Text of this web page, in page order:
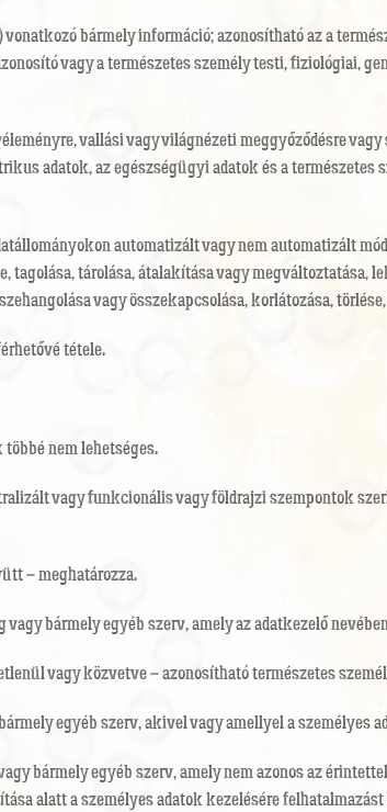
bármely információ; azonosítható az a
vagy a természetes személy testi, fiziológiai,
vallási vagy világnézeti meggyőződésre
adatok, az egészségügyi adatok és a természetes
automatizált vagy nem automatizált
tárolása, átalakítása vagy megváltoztatása,
vagy összekapcsolása, korlátozása,
tétele.
nem lehetséges.
vagy funkcionális vagy földrajzi szempontok
– meghatározza.
bármely egyéb szerv, amely az adatkezelő
vagy közvetve – azonosítható természetes
egyéb szerv, akivel vagy amellyel a
bármely egyéb szerv, amely nem azonos az
alatt a személyes adatok kezelésére